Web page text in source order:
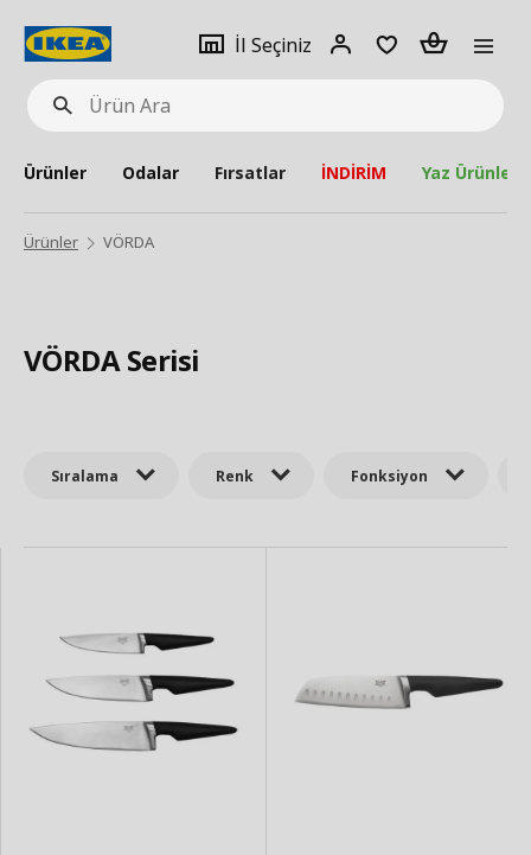
Ürün
Ara
İl Seçiniz
Giriş
Adet
Ürünler Odalar Fırsatlar İNDİRİM Yaz Ürünleri
Ürünler VÖRDA
VÖRDA Serisi
Sıralama Renk Fonksiyon